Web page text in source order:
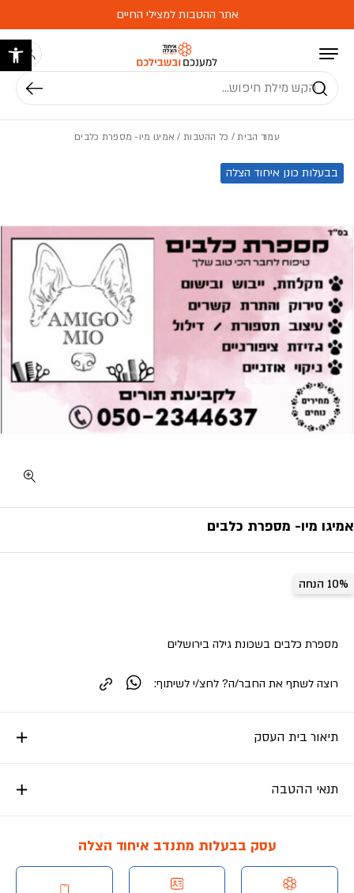
אתר ההטבות למצילי החיים
חיפוש
עמוד הבית/ כל ההטבות/ אמיגו מיו- מספרת כלבים
אמיגו מיו- מספרת כלבים
10% הנחה
מספרת כלבים בשכונת גילה בירושלים
תיאור בית העסק
תנאי ההטבה
עסק בבעלות מתנדב איחוד הצלה
רוצה לשתף את החבר/ה? לחצ/י לשיתוף:
בבעלות כונן איחוד הצלה